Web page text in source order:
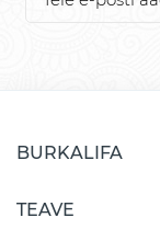
BURKALIFA
TEAVE